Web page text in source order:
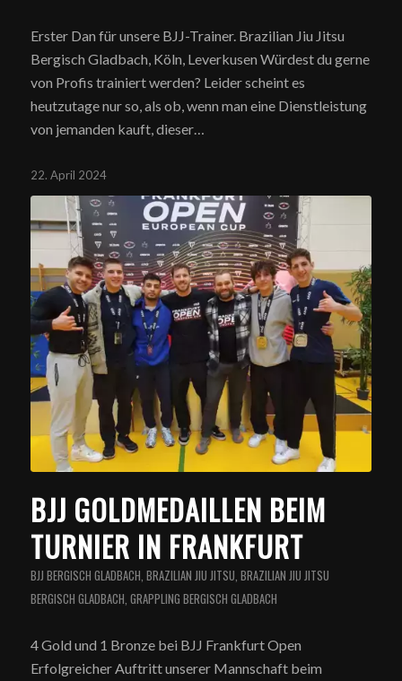
Erster Dan für unsere BJJ-Trainer. Brazilian Jiu Jitsu
Bergisch Gladbach, Köln, Leverkusen Würdest du gerne
von Profis trainiert werden? Leider scheint es
heutzutage nur so, als ob, wenn man eine Dienstleistung
von jemanden kauft, dieser…
22. April 2024
BJJ GOLDMEDAILLEN BEIM
TURNIER IN FRANKFURT
BJJ BERGISCH GLADBACH BRAZILIAN JIU JITSU BRAZILIAN JIU JITSU
BERGISCH GLADBACH GRAPPLING BERGISCH GLADBACH
4 Gold und 1 Bronze bei BJJ Frankfurt Open
Erfolgreicher Auftritt unserer Mannschaft beim